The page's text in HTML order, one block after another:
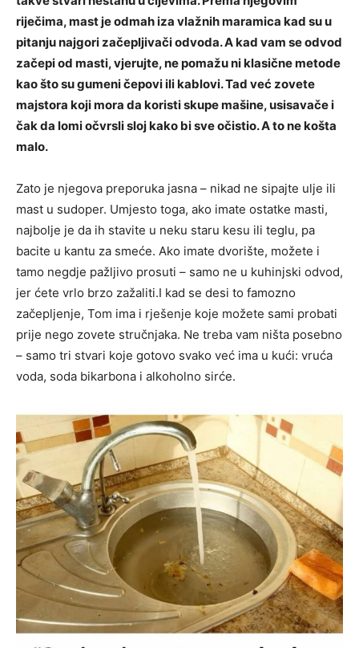
riječima, mast je odmah iza vlažnih maramica kad su u
pitanju najgori začepljivači odvoda. A kad vam se odvod
začepi od masti, vjerujte, ne pomažu ni klasične metode
kao što su gumeni čepovi ili kablovi. Tad već zovete
majstora koji mora da koristi skupe mašine, usisavače i
čak da lomi očvrsli sloj kako bi sve očistio. A to ne košta
malo.
Zato je njegova preporuka jasna – nikad ne sipajte ulje ili
mast u sudoper. Umjesto toga, ako imate ostatke masti,
najbolje je da ih stavite u neku staru kesu ili teglu, pa
bacite u kantu za smeće. Ako imate dvorište, možete i
tamo negdje pažljivo prosuti – samo ne u kuhinjski odvod,
jer ćete vrlo brzo zažaliti.I kad se desi to famozno
začepljenje, Tom ima i rješenje koje možete sami probati
prije nego zovete stručnjaka. Ne treba vam ništa posebno
– samo tri stvari koje gotovo svako već ima u kući: vruća
voda, soda bikarbona i alkoholno sirće.